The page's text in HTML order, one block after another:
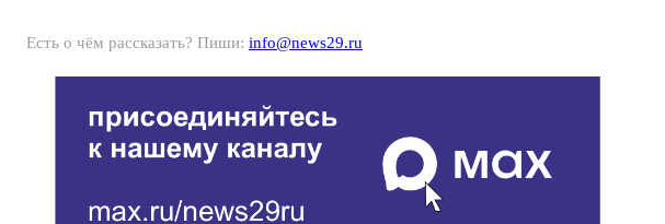
Есть о чём рассказать? Пиши: info@news29.ru